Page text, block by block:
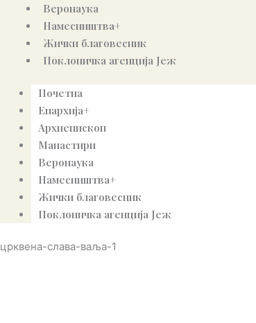
Веронаука
Намесништва+
Жички благовесник
Поклоничка агенција Јеж
Почетна
Епархија+
Архиепископ
Манастири
Веронаука
Намесништва+
Жички благовесник
Поклоничка агенција Јеж
црквена-слава-ваља-1